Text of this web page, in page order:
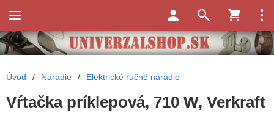
Úvod / Náradie / Elektrické ručné náradie
Vŕtačka príklepová, 710 W, Verkraft